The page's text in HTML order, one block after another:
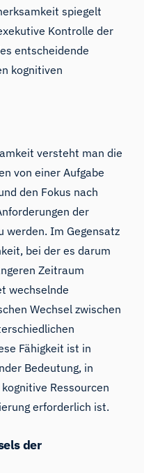
spiegelt
Kontrolle der
entscheidende
kognitiven
versteht man die
von einer Aufgabe
den Fokus nach
der
werden. Im Gegensatz
bei der es darum
Zeitraum
wechselnde
Wechsel zwischen
Fähigkeit ist in
Bedeutung, in
Ressourcen
erforderlich ist.
der